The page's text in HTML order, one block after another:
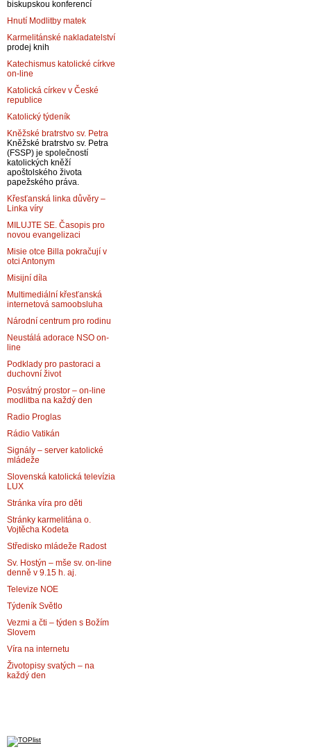
biskupskou konferencí
Hnutí Modlitby matek
Karmelitánské nakladatelství
prodej knih
Katechismus katolické církve
on-line
Katolická církev v České
republice
Katolický týdeník
Kněžské bratrstvo sv. Petra
Kněžské bratrstvo sv. Petra
(FSSP) je společností
katolických kněží
apoštolského života
papežského práva.
Křesťanská linka důvěry –
Linka víry
MILUJTE SE. Časopis pro
novou evangelizaci
Misie otce Billa pokračují v
otci Antonym
Misijní díla
Multimediální křesťanská
internetová samoobsluha
Národní centrum pro rodinu
Neustálá adorace NSO on-
line
Podklady pro pastoraci a
duchovní život
Posvátný prostor – on-line
modlitba na každý den
Radio Proglas
Rádio Vatikán
Signály – server katolické
mládeže
Slovenská katolická televízia
LUX
Stránka víra pro děti
Stránky karmelitána o.
Vojtěcha Kodeta
Středisko mládeže Radost
Sv. Hostýn – mše sv. on-line
denně v 9.15 h. aj.
Televize NOE
Týdeník Světlo
Vezmi a čti – týden s Božím
Slovem
Víra na internetu
Životopisy svatých – na
každý den